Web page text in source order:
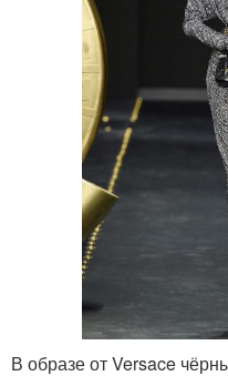
В образе от Versace